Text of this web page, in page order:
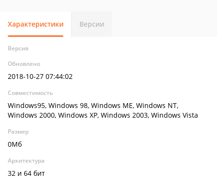
Характеристики Версии
Версия
Обновлено
2018-10-27 07:44:02
Совместимость
Windows95, Windows 98, Windows ME, Windows NT,
Windows 2000, Windows XP, Windows 2003, Windows Vista
Размер
0Мб
Архитектура
32 и 64 бит